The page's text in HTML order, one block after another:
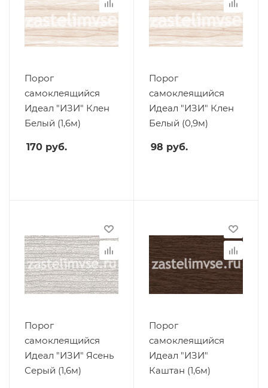
Порог
самоклеящийся
Идеал "ИЗИ" Клен
Белый (1,6м)
170 руб.
Порог
самоклеящийся
Идеал "ИЗИ" Клен
Белый (0,9м)
98 руб.
Порог
самоклеящийся
Идеал "ИЗИ" Ясень
Серый (1,6м)
Порог
самоклеящийся
Идеал "ИЗИ"
Каштан (1,6м)